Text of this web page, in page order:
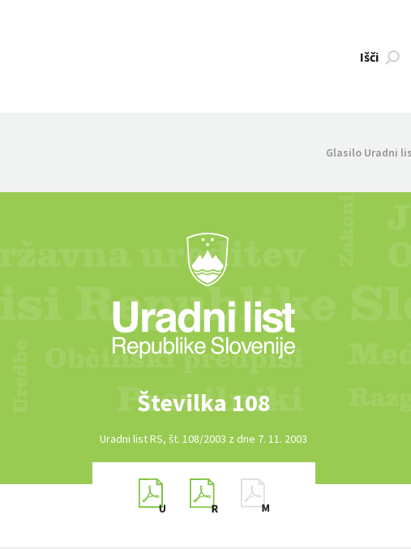
Išči
Glasilo Uradni
Številka 108
Uradni list RS, št. 108/2003 z dne 7. 11. 2003